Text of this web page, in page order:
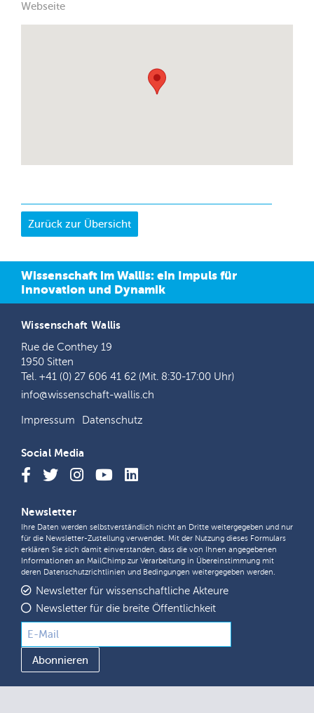
Webseite
Wissenschaft im Wallis: ein Impuls für
Innovation und Dynamik
Wissenschaft Wallis
Rue de Conthey 19
1950 Sitten
Tel. +41 (0) 27 606 41 62 (Mit. 8:30-17:00 Uhr)
info@wissenschaft-wallis.ch
Impressum Datenschutz
Social Media
Newsletter
Ihre Daten werden selbstverständlich nicht an Dritte weitergegeben und nur
für die Newsletter-Zustellung verwendet. Mit der Nutzung dieses Formulars
erklären Sie sich damit einverstanden, dass die von Ihnen angegebenen
Informationen an MailChimp zur Verarbeitung in Übereinstimmung mit
deren Datenschutzrichtlinien und Bedingungen weitergegeben werden.
Newsletter für wissenschaftliche Akteure
Newsletter für die breite Öffentlichkeit